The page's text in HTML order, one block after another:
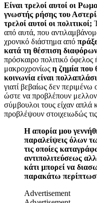
Είναι τρελοί αυτοί οι
γνωστής ρήσης του
τρελοί αυτοί οι πολιτικοί;
από αυτά, που
χρονικό διάστημα από
κατά τη θέσπιση
πρόσκαιρο πολιτικό
μακροχρονίως η ζημία που
κοινωνία είναι
γιατί βεβαίως δεν περιμένω
ώστε να προβλέπουν
σύμβουλοι τους είχαν απλά
προβλέψουν στοιχειωδώς
Η απορία μου
παραλείψεις όλων
τις οποίες
αντιπολιτεύσεως
κάτι μπορεί να
παρακάτω
Advertisement